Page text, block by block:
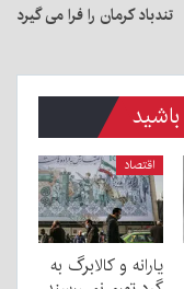
تندباد کرمان را فرا می گیرد
اقتصاد
یارانه و کالابرگ به